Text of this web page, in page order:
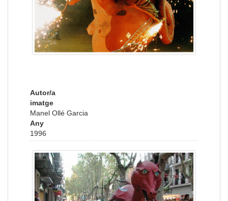
Autor/a
imatge
Manel Ollé Garcia
Any
1996